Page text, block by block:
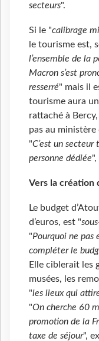
secteurs".
Si le "calibrage
le tourisme est,
l’ensemble de la
Macron s’est
resserré" mais il
tourisme aura
rattaché à
pas au ministère
"C’est un
personne dédiée
Vers la création
Le budget
d’euros, est "
"Pourquoi ne pas
compléter le
Elle ciblerait les
musées, les
"les lieux qui
"On cherche 60
promotion de la
taxe de séjour",